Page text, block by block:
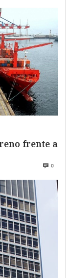
frente a
0